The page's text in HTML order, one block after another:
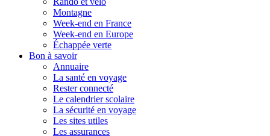
Montagne
Week-end en France
Week-end en Europe
Échappée verte
Bon à savoir
Annuaire
La santé en voyage
Rester connecté
Le calendrier scolaire
La sécurité en voyage
Les sites utiles
Les assurances